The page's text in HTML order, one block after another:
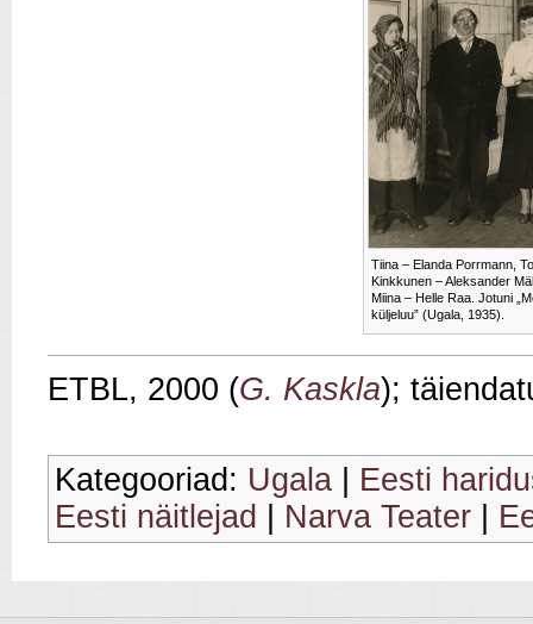
Tiina – Elanda Porrmann,
Kinkkunen – Aleksander
Miina – Helle Raa. Jotuni
küljeluu” (Ugala, 1935).
ETBL, 2000 (G. Kaskla);
Kategooriad: Ugala
Eesti
Eesti näitlejad
Narva Teater